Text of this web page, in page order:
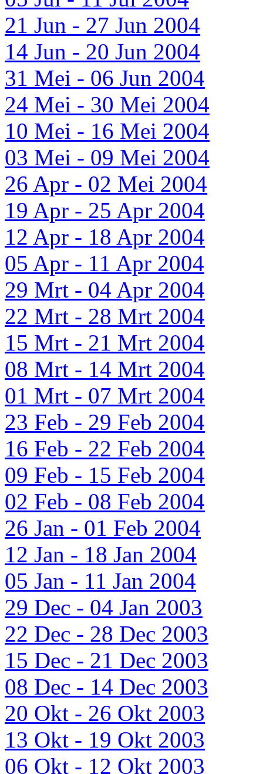
21 Jun - 27 Jun 2004
14 Jun - 20 Jun 2004
31 Mei - 06 Jun 2004
24 Mei - 30 Mei 2004
10 Mei - 16 Mei 2004
03 Mei - 09 Mei 2004
26 Apr - 02 Mei 2004
19 Apr - 25 Apr 2004
12 Apr - 18 Apr 2004
05 Apr - 11 Apr 2004
29 Mrt - 04 Apr 2004
22 Mrt - 28 Mrt 2004
15 Mrt - 21 Mrt 2004
08 Mrt - 14 Mrt 2004
01 Mrt - 07 Mrt 2004
23 Feb - 29 Feb 2004
16 Feb - 22 Feb 2004
09 Feb - 15 Feb 2004
02 Feb - 08 Feb 2004
26 Jan - 01 Feb 2004
12 Jan - 18 Jan 2004
05 Jan - 11 Jan 2004
29 Dec - 04 Jan 2003
22 Dec - 28 Dec 2003
15 Dec - 21 Dec 2003
08 Dec - 14 Dec 2003
20 Okt - 26 Okt 2003
13 Okt - 19 Okt 2003
06 Okt - 12 Okt 2003